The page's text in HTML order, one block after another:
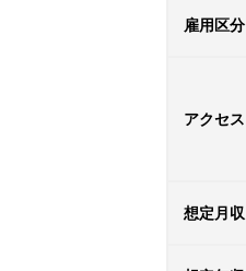
雇用区分
アクセス
想定月収